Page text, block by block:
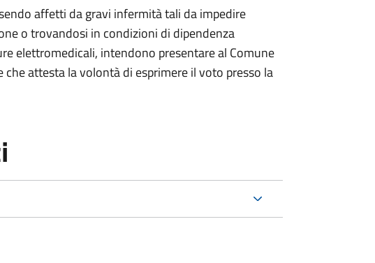
affetti da gravi infermità tali da impedire
o trovandosi in condizioni di dipendenza
elettromedicali, intendono presentare al Comune
attesta la volontà di esprimere il voto presso la